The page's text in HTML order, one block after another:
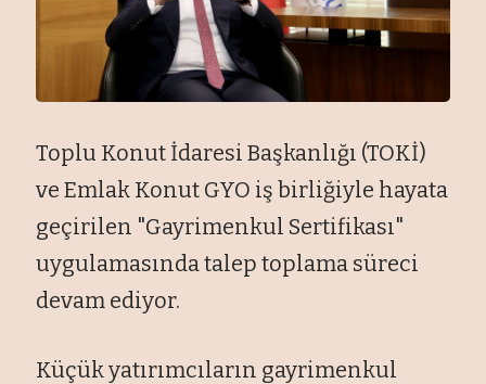
Toplu Konut İdaresi Başkanlığı (TOKİ)
ve Emlak Konut GYO iş birliğiyle hayata
geçirilen "Gayrimenkul Sertifikası"
uygulamasında talep toplama süreci
devam ediyor.
Küçük yatırımcıların gayrimenkul